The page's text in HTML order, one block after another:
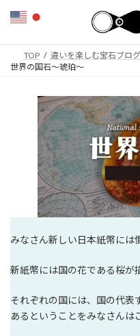
TOP 違いを楽しむ宝石ブログ
世界の国石〜琥珀〜
みなさん新しい日本紙幣には
新紙幣には国の花である桜が
それぞれの国には、国の代表
あるということをみなさんは